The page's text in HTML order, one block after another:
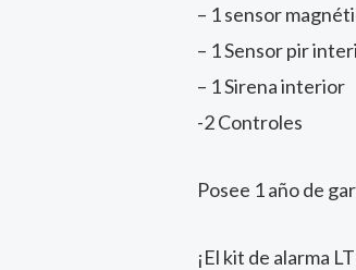
– 1 sensor
– 1 Sensor pir
– 1 Sirena interior
-2 Controles
Posee 1 año de
¡El kit de alarma